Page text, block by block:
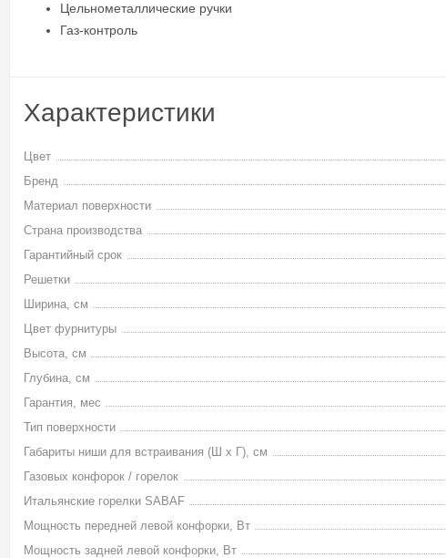
Цельнометаллические ручки
Газ-контроль
Характеристики
Цвет
Бренд
Материал поверхности
Страна производства
Гарантийный срок
Решетки
Ширина, см
Цвет фурнитуры
Высота, см
Глубина, см
Гарантия, мес
Тип поверхности
Габариты ниши для встраивания (Ш х Г), см
Газовых конфорок / горелок
Итальянские горелки SABAF
Мощность передней левой конфорки, Вт
Мощность задней левой конфорки, Вт